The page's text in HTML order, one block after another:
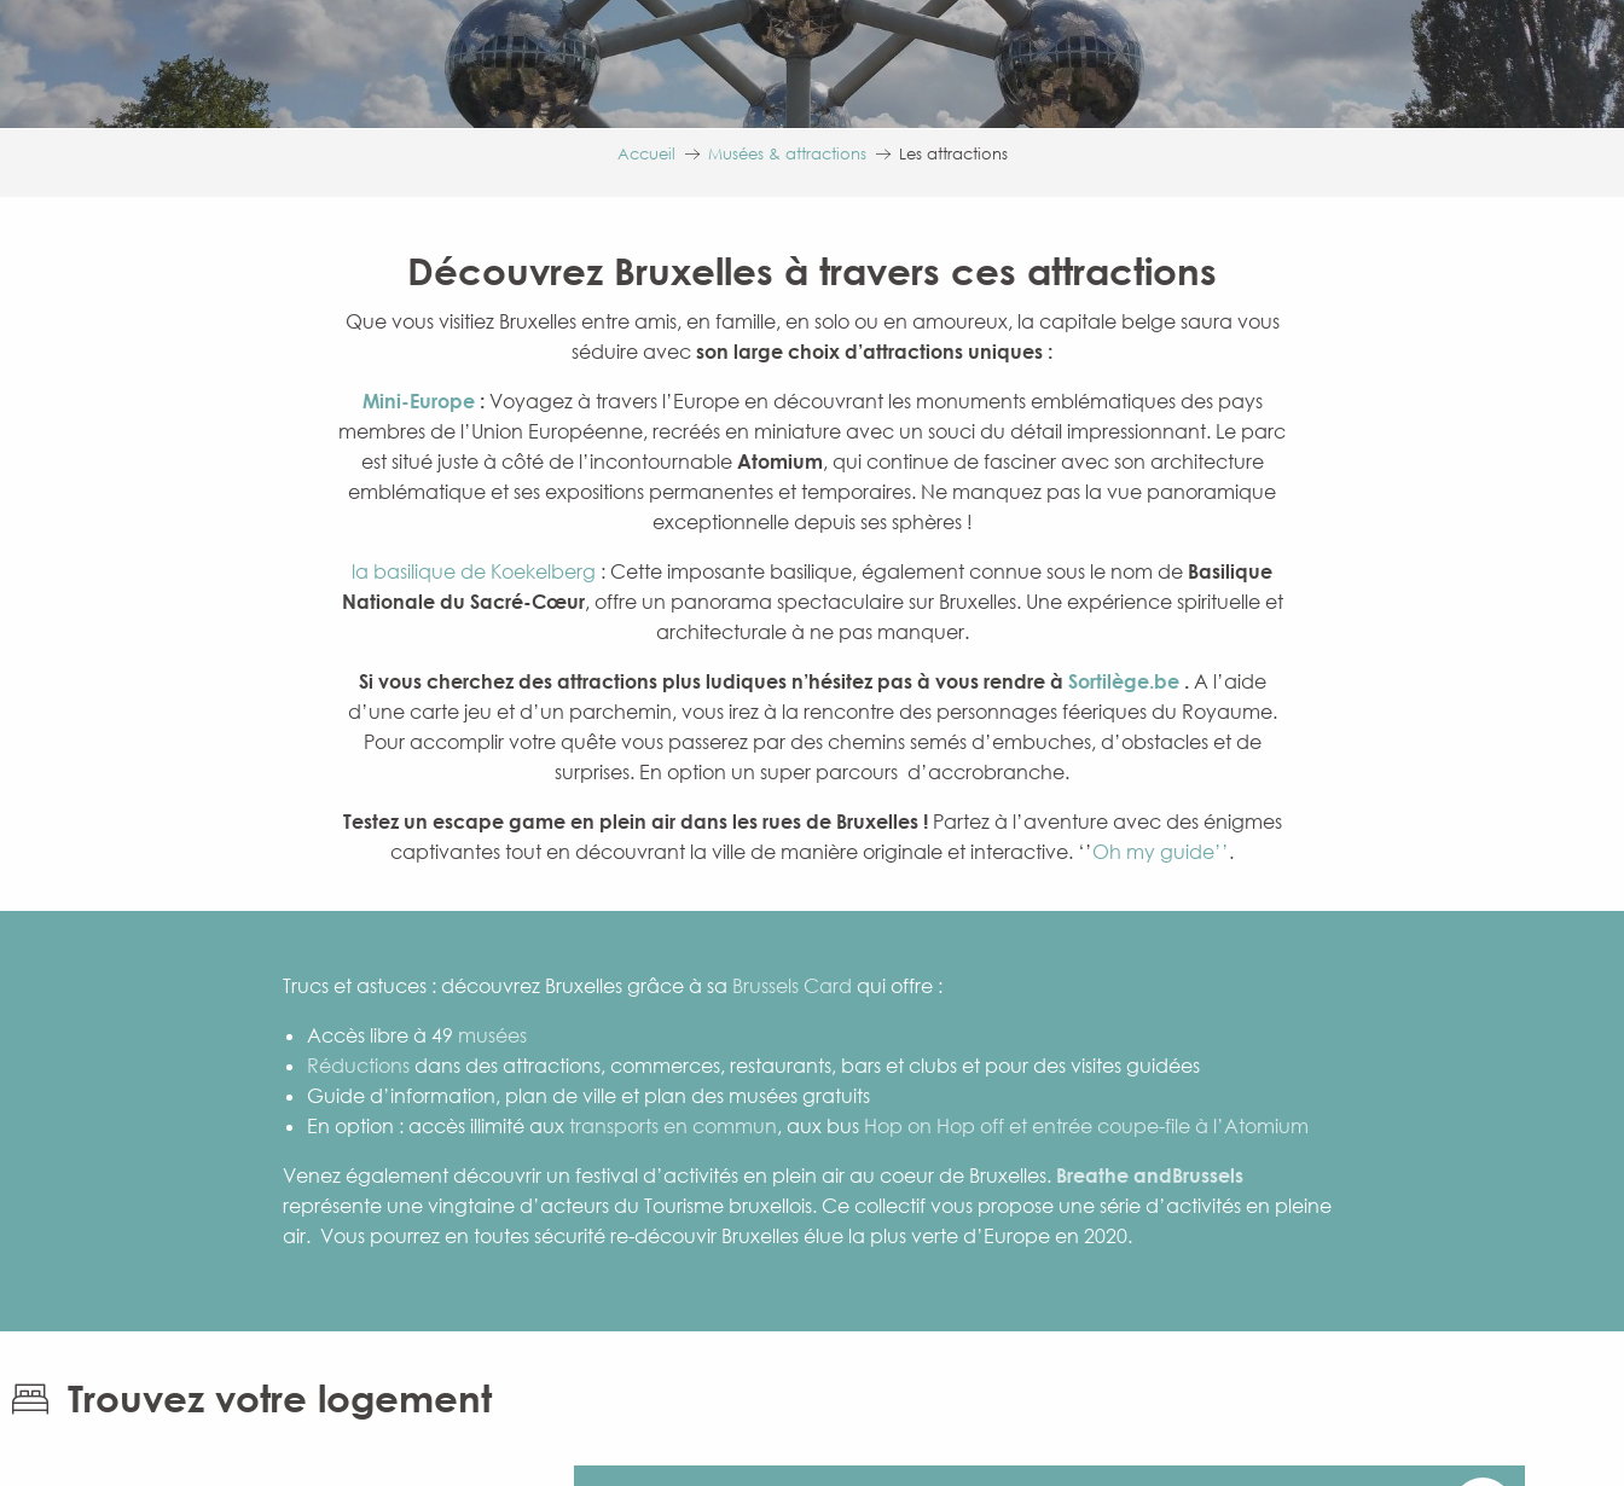
Accueil Musées & attractions Les attractions
Découvrez Bruxelles à travers ces attractions
Que vous visitiez Bruxelles entre amis, en famille, en solo ou en amoureux, la capitale belge saura vous
séduire avec son large choix d’attractions uniques :
Mini-Europe: Voyagez à travers l’Europe en découvrant les monuments emblématiques des pays
membres de l’Union Européenne, recréés en miniature avec un souci du détail impressionnant. Le parc
est situé juste à côté de l’incontournable Atomium, qui continue de fasciner avec son architecture
emblématique et ses expositions permanentes et temporaires. Ne manquez pas la vue panoramique
exceptionnelle depuis ses sphères !
la basilique de Koekelberg : Cette imposante basilique, également connue sous le nom de Basilique
Nationale du Sacré-Cœur, offre un panorama spectaculaire sur Bruxelles. Une expérience spirituelle et
architecturale à ne pas manquer.
Si vous cherchez des attractions plus ludiques n’hésitez pas à vous rendre à Sortilège.be. A l’aide
d’une carte jeu et d’un parchemin, vous irez à la rencontre des personnages féeriques du Royaume.
Pour accomplir votre quête vous passerez par des chemins semés d’embuches, d’obstacles et de
surprises. En option un super parcours d’accrobranche.
Testez un escape game en plein air dans les rues de Bruxelles !Partez à l’aventure avec des énigmes
captivantes tout en découvrant la ville de manière originale et interactive. ‘’Oh my guide’’.
Trucs et astuces : découvrez Bruxelles grâce à sa Brussels Card qui offre :
Accès libre à 49 musées
Réductions dans des attractions, commerces, restaurants, bars et clubs et pour des visites guidées
Guide d’information, plan de ville et plan des musées gratuits
En option : accès illimité aux transports en commun, aux bus Hop on Hop off et entrée coupe-file à l’Atomium
Venez également découvrir un festival d’activités en plein air au coeur de Bruxelles. Breathe andBrussels
représente une vingtaine d’acteurs du Tourisme bruxellois. Ce collectif vous propose une série d’activités en pleine
air. Vous pourrez en toutes sécurité re-découvir Bruxelles élue la plus verte d’Europe en 2020.
Trouvez votre logement